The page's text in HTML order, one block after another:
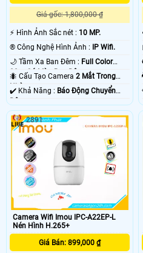
Giá gốc: 1,800,000 ₫
️⚡ Hình Ảnh Sắc nét : 10 MP.
®️ Công Nghệ Hình Ảnh : IP Wifi.
🌙 Tầm Xa Ban Đêm : Full Color
20m Có Màu Ban Ðêm.
🐜 Cấu Tạo Camera 2 Mắt Trong
Nhà.
️✔️ Khả Năng : Báo Động Chuyển
Động.
Camera Wifi Imou IPC-A22EP-L
Nén Hình H.265+
Giá Bán: 899,000 ₫
2891